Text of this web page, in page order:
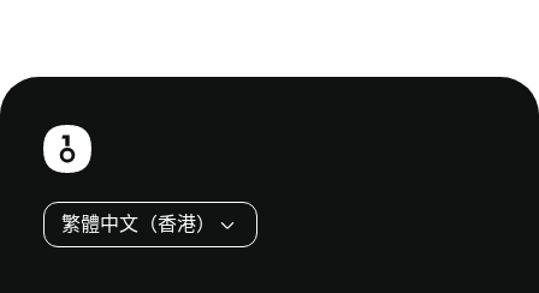
頁
繁體中文（香港）